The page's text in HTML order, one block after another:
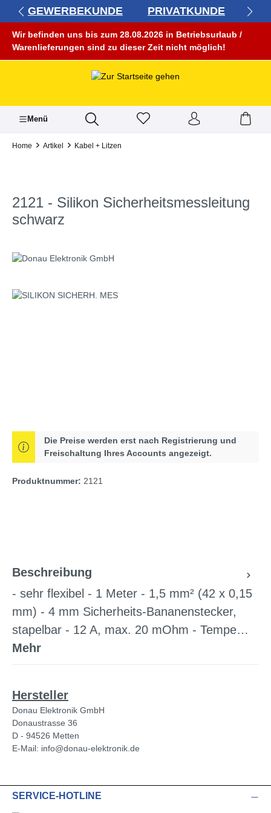
springen
GEWERBEKUNDE PRIVATKUNDE
Wir befinden uns bis zum 28.08.2026 in Betriebsurlaub /
Warenlieferungen sind zu dieser Zeit nicht möglich!
Menü
Home Artikel Kabel + Litzen
2121 - Silikon Sicherheitsmessleitung
schwarz
Bildergalerie überspringen
Die Preise werden erst nach Registrierung und
Freischaltung Ihres Accounts angezeigt.
Produktnummer: 2121
Beschreibung
- sehr flexibel - 1 Meter - 1,5 mm² (42 x 0,15
mm) - 4 mm Sicherheits-Bananenstecker,
stapelbar - 12 A, max. 20 mOhm - Tempe…
Mehr
Hersteller
Donau Elektronik GmbH
Donaustrasse 36
D - 94526 Metten
E-Mail: info@donau-elektronik.de
SERVICE-HOTLINE